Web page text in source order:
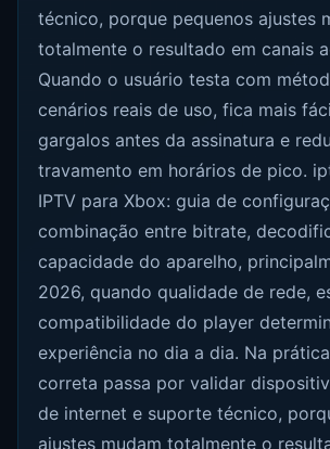
técnico, porque pequenos ajustes
totalmente o resultado em canais
Quando o usuário testa com
cenários reais de uso, fica mais
gargalos antes da assinatura e
travamento em horários de pico.
IPTV para Xbox: guia de
combinação entre bitrate,
capacidade do aparelho,
2026, quando qualidade de rede,
compatibilidade do player
experiência no dia a dia. Na
correta passa por validar
de internet e suporte técnico,
ajustes mudam totalmente o